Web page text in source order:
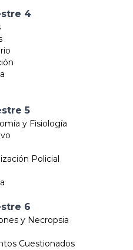
4
5
y Fisiología
Policial
6
y Necropsia
Cuestionados